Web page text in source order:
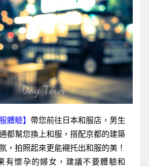
體驗】 帶您前往日本和服店，男生
都幫您換上和服，搭配京都的建築
，拍照起來更能襯托出和服的美！
有懷孕的婦女，建議不要體驗和